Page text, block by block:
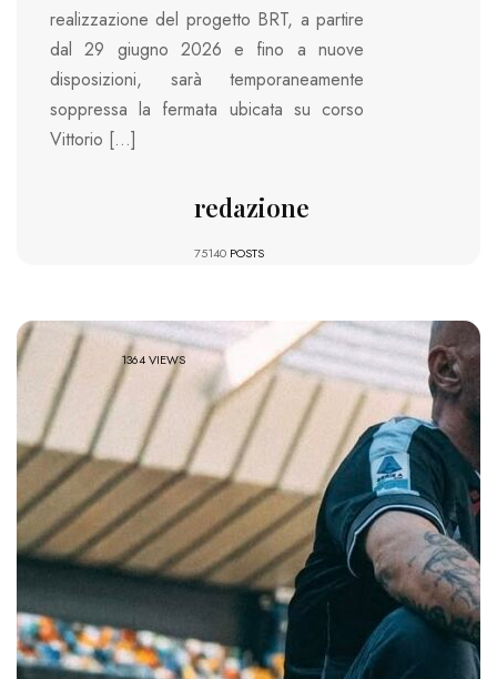
realizzazione del progetto BRT, a partire
dal 29 giugno 2026 e fino a nuove
disposizioni, sarà temporaneamente
soppressa la fermata ubicata su corso
Vittorio […]
redazione
75140 POSTS
1364 VIEWS